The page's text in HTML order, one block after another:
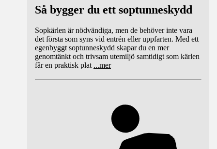
Så bygger du ett soptunneskydd
Sopkärlen är nödvändiga, men de behöver inte vara
det första som syns vid entrén eller uppfarten. Med ett
egenbyggt soptunneskydd skapar du en mer
genomtänkt och trivsam utemiljö samtidigt som kärlen
får en praktisk plat ...mer